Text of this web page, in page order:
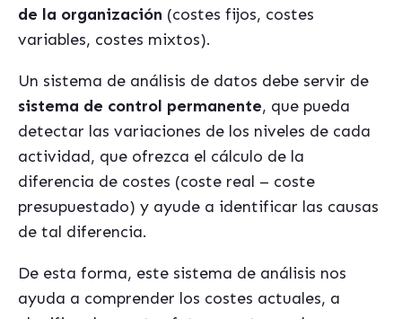
de la organización (costes fijos, costes
variables, costes mixtos).
Un sistema de análisis de datos debe servir de
sistema de control permanente, que pueda
detectar las variaciones de los niveles de cada
actividad, que ofrezca el cálculo de la
diferencia de costes (coste real – coste
presupuestado) y ayude a identificar las causas
de tal diferencia.
De esta forma, este sistema de análisis nos
ayuda a comprender los costes actuales, a